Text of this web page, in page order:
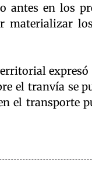
antes en los
materializar
expresó
el tranvía se
el transporte